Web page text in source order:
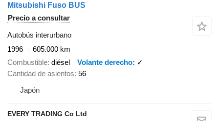
Mitsubishi Fuso BUS
Precio a consultar
Autobús interurbano
1996
605.000 km
Combustible diésel Volante derecho
✓
Cantidad de asientos 56
Japón
EVERY TRADING Co Ltd